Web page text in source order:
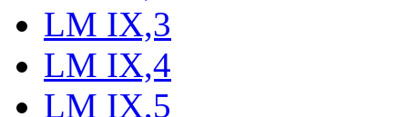
LM IX,3
LM IX,4
LM IX,5